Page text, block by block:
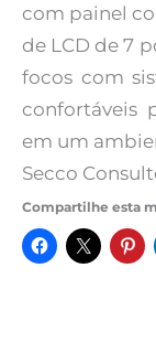
com painel
de LCD de 7
focos com
confortáveis
em um
Secco
Compartilhe esta